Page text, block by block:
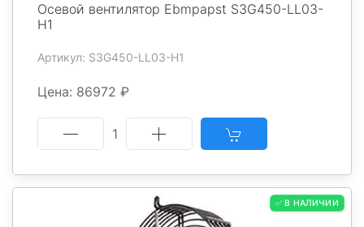
Осевой вентилятор Ebmpapst S3G450-LL03-
H1
Артикул: S3G450-LL03-H1
Цена: 86972 ₽
1
✅ В НАЛИЧИИ